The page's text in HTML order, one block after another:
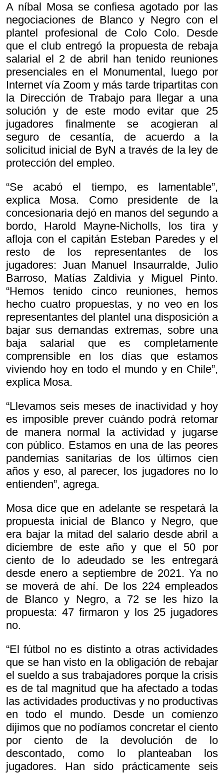
A níbal Mosa se confiesa agotado por las
negociaciones de Blanco y Negro con el
plantel profesional de Colo Colo. Desde
que el club entregó la propuesta de rebaja
salarial el 2 de abril han tenido reuniones
presenciales en el Monumental, luego por
Internet vía Zoom y más tarde tripartitas con
la Dirección de Trabajo para llegar a una
solución y de este modo evitar que 25
jugadores finalmente se acogieran al
seguro de cesantía, de acuerdo a la
solicitud inicial de ByN a través de la ley de
protección del empleo.
“Se acabó el tiempo, es lamentable”,
explica Mosa. Como presidente de la
concesionaria dejó en manos del segundo a
bordo, Harold Mayne-Nicholls, los tira y
afloja con el capitán Esteban Paredes y el
resto de los representantes de los
jugadores: Juan Manuel Insaurralde, Julio
Barroso, Matías Zaldivia y Miguel Pinto.
“Hemos tenido cinco reuniones, hemos
hecho cuatro propuestas, y no veo en los
representantes del plantel una disposición a
bajar sus demandas extremas, sobre una
baja salarial que es completamente
comprensible en los días que estamos
viviendo hoy en todo el mundo y en Chile”,
explica Mosa.
“Llevamos seis meses de inactividad y hoy
es imposible prever cuándo podrá retomar
de manera normal la actividad y jugarse
con público. Estamos en una de las peores
pandemias sanitarias de los últimos cien
años y eso, al parecer, los jugadores no lo
entienden”, agrega.
Mosa dice que en adelante se respetará la
propuesta inicial de Blanco y Negro, que
era bajar la mitad del salario desde abril a
diciembre de este año y que el 50 por
ciento de lo adeudado se les entregará
desde enero a septiembre de 2021. Ya no
se moverá de ahí. De los 224 empleados
de Blanco y Negro, a 72 se les hizo la
propuesta: 47 firmaron y los 25 jugadores
no.
“El fútbol no es distinto a otras actividades
que se han visto en la obligación de rebajar
el sueldo a sus trabajadores porque la crisis
es de tal magnitud que ha afectado a todas
las actividades productivas y no productivas
en todo el mundo. Desde un comienzo
dijimos que no podíamos concretar el ciento
por ciento de la devolución de lo
descontado, como lo planteaban los
jugadores. Han sido prácticamente seis